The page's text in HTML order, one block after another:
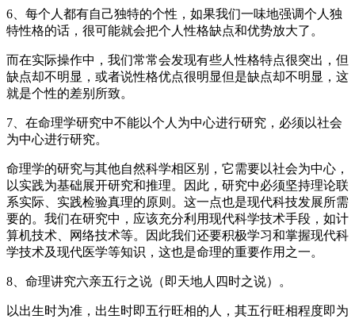
6、每个人都有自己独特的个性，如果我们一味地强调个人独
特性格的话，很可能就会把个人性格缺点和优势放大了。
而在实际操作中，我们常常会发现有些人性格特点很突出，但
缺点却不明显，或者说性格优点很明显但是缺点却不明显，这
就是个性的差别所致。
7、在命理学研究中不能以个人为中心进行研究，必须以社会
为中心进行研究。
命理学的研究与其他自然科学相区别，它需要以社会为中心，
以实践为基础展开研究和推理。因此，研究中必须坚持理论联
系实际、实践检验真理的原则。这一点也是现代科技发展所需
要的。我们在研究中，应该充分利用现代科学技术手段，如计
算机技术、网络技术等。因此我们还要积极学习和掌握现代科
学技术及现代医学等知识，这也是命理的重要作用之一。
8、命理讲究六亲五行之说（即天地人四时之说）。
以出生时为准，出生时即五行旺相的人，其五行旺相程度即为